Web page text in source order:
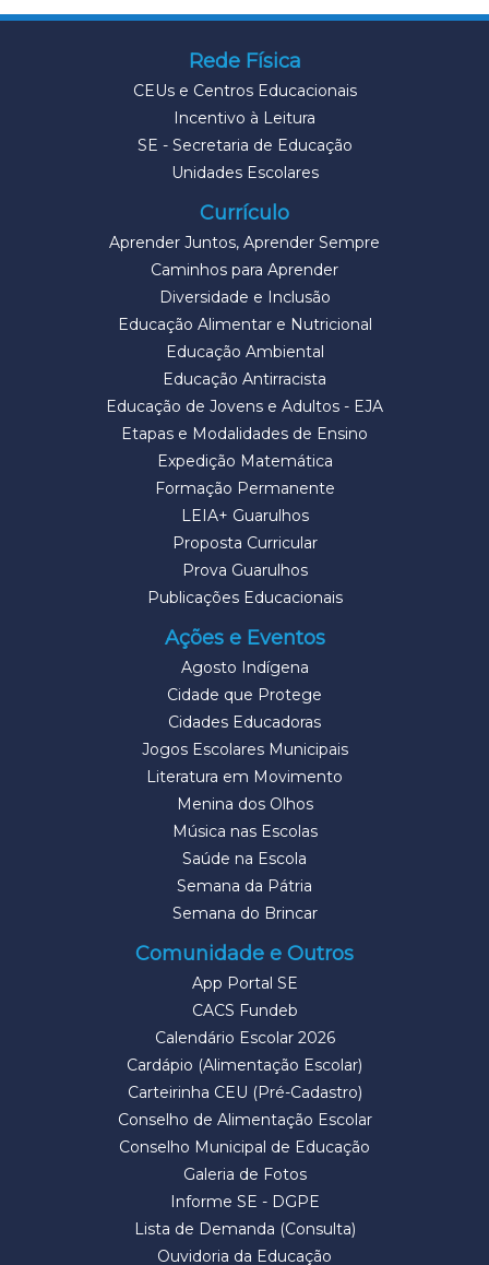
Rede Física
CEUs e Centros Educacionais
Incentivo à Leitura
SE - Secretaria de Educação
Unidades Escolares
Currículo
Aprender Juntos, Aprender Sempre
Caminhos para Aprender
Diversidade e Inclusão
Educação Alimentar e Nutricional
Educação Ambiental
Educação Antirracista
Educação de Jovens e Adultos - EJA
Etapas e Modalidades de Ensino
Expedição Matemática
Formação Permanente
LEIA+ Guarulhos
Proposta Curricular
Prova Guarulhos
Publicações Educacionais
Ações e Eventos
Agosto Indígena
Cidade que Protege
Cidades Educadoras
Jogos Escolares Municipais
Literatura em Movimento
Menina dos Olhos
Música nas Escolas
Saúde na Escola
Semana da Pátria
Semana do Brincar
Comunidade e Outros
App Portal SE
CACS Fundeb
Calendário Escolar 2026
Cardápio (Alimentação Escolar)
Carteirinha CEU (Pré-Cadastro)
Conselho de Alimentação Escolar
Conselho Municipal de Educação
Galeria de Fotos
Informe SE - DGPE
Lista de Demanda (Consulta)
Ouvidoria da Educação